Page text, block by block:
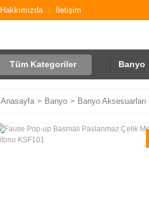
Hakkımızda İletişim
Tüm Kategoriler Banyo
Anasayfa Banyo Banyo Aksesuarları